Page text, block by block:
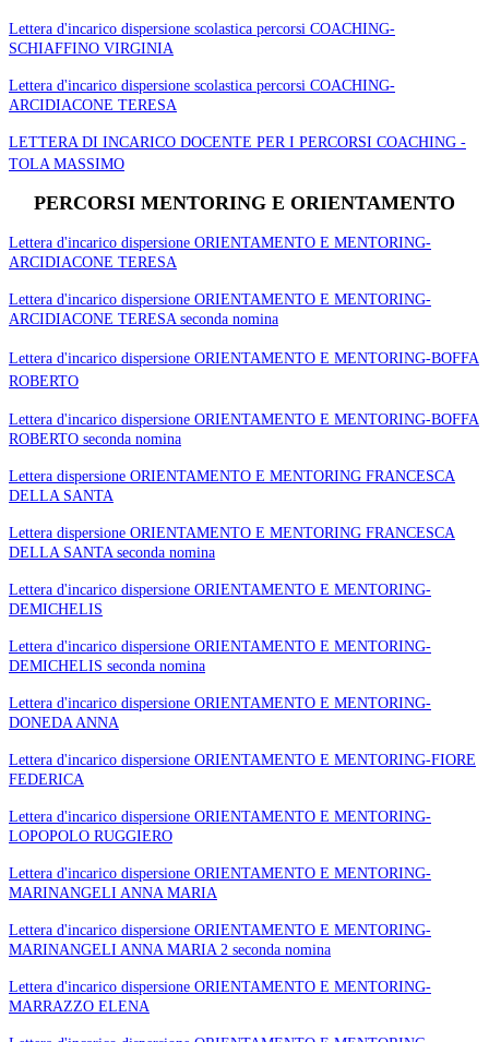
Lettera d'incarico dispersione scolastica percorsi COACHING-
SCHIAFFINO VIRGINIA
Lettera d'incarico dispersione scolastica percorsi COACHING-
ARCIDIACONE TERESA
LETTERA DI INCARICO DOCENTE PER I PERCORSI COACHING -
TOLA MASSIMO
PERCORSI MENTORING E ORIENTAMENTO
Lettera d'incarico dispersione ORIENTAMENTO E MENTORING-
ARCIDIACONE TERESA
Lettera d'incarico dispersione ORIENTAMENTO E MENTORING-
ARCIDIACONE TERESA seconda nomina
Lettera d'incarico dispersione ORIENTAMENTO E MENTORING-BOFFA
ROBERTO
Lettera d'incarico dispersione ORIENTAMENTO E MENTORING-BOFFA
ROBERTO seconda nomina
Lettera dispersione ORIENTAMENTO E MENTORING FRANCESCA
DELLA SANTA
Lettera dispersione ORIENTAMENTO E MENTORING FRANCESCA
DELLA SANTA seconda nomina
Lettera d'incarico dispersione ORIENTAMENTO E MENTORING-
DEMICHELIS
Lettera d'incarico dispersione ORIENTAMENTO E MENTORING-
DEMICHELIS seconda nomina
Lettera d'incarico dispersione ORIENTAMENTO E MENTORING-
DONEDA ANNA
Lettera d'incarico dispersione ORIENTAMENTO E MENTORING-FIORE
FEDERICA
Lettera d'incarico dispersione ORIENTAMENTO E MENTORING-
LOPOPOLO RUGGIERO
Lettera d'incarico dispersione ORIENTAMENTO E MENTORING-
MARINANGELI ANNA MARIA
Lettera d'incarico dispersione ORIENTAMENTO E MENTORING-
MARINANGELI ANNA MARIA 2 seconda nomina
Lettera d'incarico dispersione ORIENTAMENTO E MENTORING-
MARRAZZO ELENA